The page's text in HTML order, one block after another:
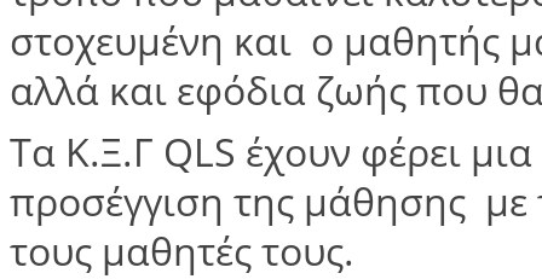
στοχευμένη και ο μαθητής
αλλά και εφόδια ζωής που
Τα Κ.Ξ.Γ QLS έχουν φέρει
προσέγγιση της μάθησης με
τους μαθητές τους.